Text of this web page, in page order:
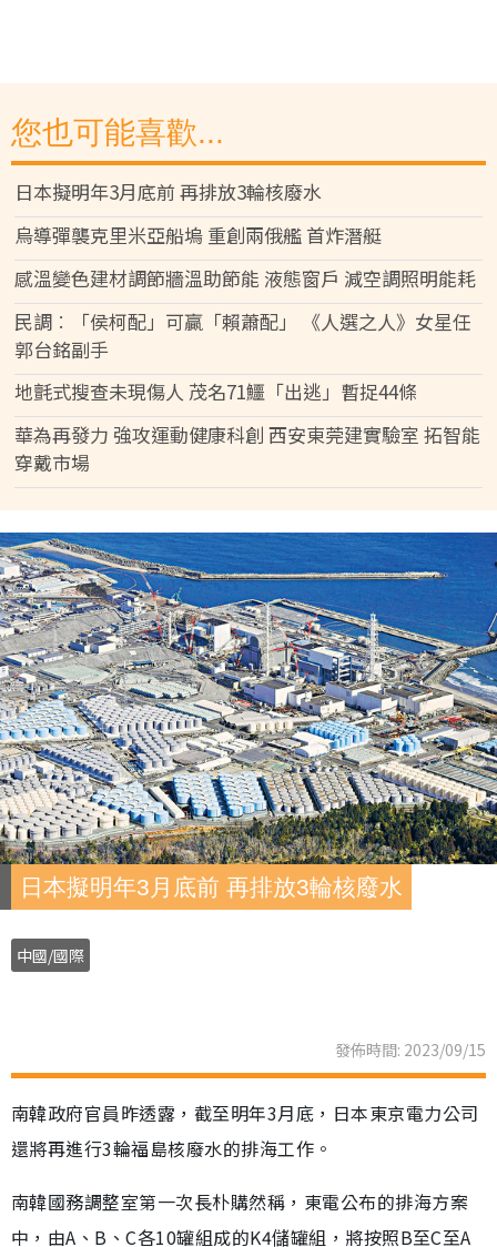
您也可能喜歡...
日本擬明年3月底前 再排放3輪核廢水
烏導彈襲克里米亞船塢 重創兩俄艦 首炸潛艇
感溫變色建材調節牆溫助節能 液態窗戶 減空調照明能耗
民調︰「侯柯配」可贏「賴蕭配」 《人選之人》女星任
郭台銘副手
地氈式搜查未現傷人 茂名71鱷「出逃」暫捉44條
華為再發力 強攻運動健康科創 西安東莞建實驗室 拓智能
穿戴市場
日本擬明年3月底前 再排放3輪核廢水
中國/國際
發佈時間: 2023/09/15
南韓政府官員昨透露，截至明年3月底，日本東京電力公司
還將再進行3輪福島核廢水的排海工作。
南韓國務調整室第一次長朴購然稱，東電公布的排海方案
中，由A、B、C各10罐組成的K4儲罐組，將按照B至C至A